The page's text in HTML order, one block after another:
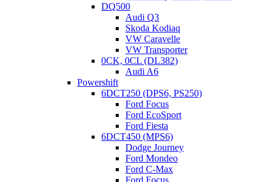
DQ500
Audi Q3
Skoda Kodiaq
VW Caravelle
VW Transporter
0CK, 0CL (DL382)
Audi A6
Powershift
6DCT250 (DPS6, PS250)
Ford Focus
Ford EcoSport
Ford Fiesta
6DCT450 (MPS6)
Dodge Journey
Ford Mondeo
Ford C-Max
Ford Focus
АКПП V4A51 Митсубиси Паджеро Спорт
У нас на обзоре 4-ступенчатая АКПП Mitsubishi Pajero Sport
для продольного расположения мотора — V4A51. Как всегда
рассмотрим конструкцию, основные неисправности,
симптомы проявления поломок, а также вопросы ремонта,
эксплуатации, покупки «бэушки» и вызова эвакуатора.
Конструкция. Данная трансмиссия — это классический